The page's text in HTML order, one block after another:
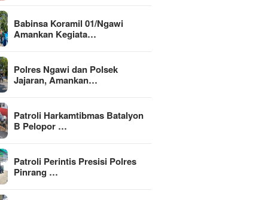
Babinsa Koramil 01/Ngawi
Amankan Kegiata…
Polres Ngawi dan Polsek
Jajaran, Amankan…
Patroli Harkamtibmas Batalyon
B Pelopor …
Patroli Perintis Presisi Polres
Pinrang …